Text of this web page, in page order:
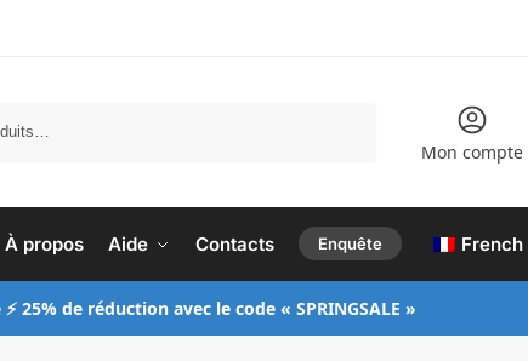
Mon compte
À propos Aide Contacts Enquête French
25% de réduction avec le code « SPRINGSALE »